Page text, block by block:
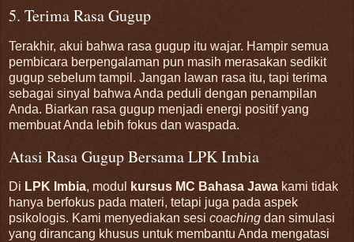
5. Terima Rasa Gugup
Terakhir, akui bahwa rasa gugup itu wajar. Hampir semua
pembicara berpengalaman pun masih merasakan sedikit
gugup sebelum tampil. Jangan lawan rasa itu, tapi terima
sebagai sinyal bahwa Anda peduli dengan penampilan
Anda. Biarkan rasa gugup menjadi energi positif yang
membuat Anda lebih fokus dan waspada.
Atasi Rasa Gugup Bersama LPK Imbia
Di LPK Imbia, modul kursus MC Bahasa Jawa kami tidak
hanya berfokus pada materi, tetapi juga pada aspek
psikologis. Kami menyediakan sesi coaching dan simulasi
yang dirancang khusus untuk membantu Anda mengatasi